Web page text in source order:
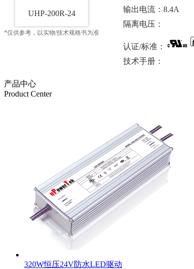
UHP-200R-24
*仅供参考，以实物/技术规格书为准
输出电流：8.4A
隔离电压：
认证/标准：
技术手册：
产品中心
Product Center
320W恒压24V防水LED驱动